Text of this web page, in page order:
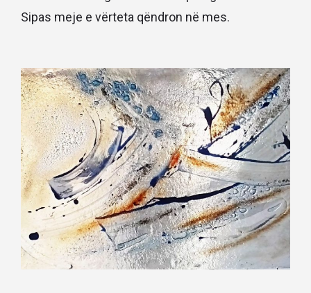
Sipas meje e vërteta qëndron në mes.